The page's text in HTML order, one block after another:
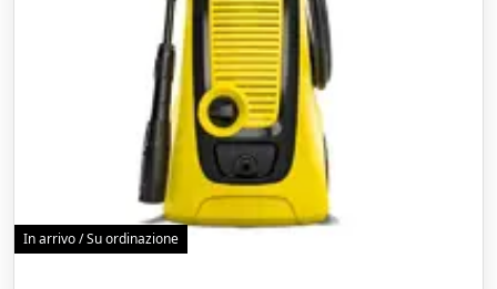
In arrivo / Su ordinazione